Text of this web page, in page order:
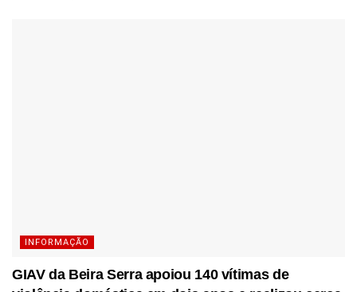
INFORMAÇÃO
GIAV da Beira Serra apoiou 140 vítimas de